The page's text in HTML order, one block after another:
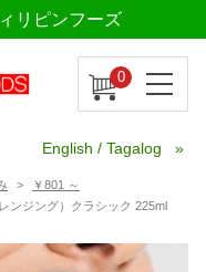
リピンフーズ
0
English / Tagalog
￥801 ～
ンジング）クラシック 225ml